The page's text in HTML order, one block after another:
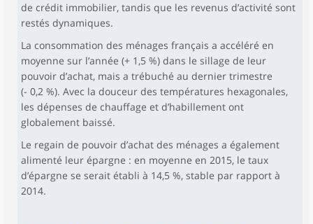
de crédit immobilier, tandis que les revenus d’activité sont
restés dynamiques.
La consommation des ménages français a accéléré en
moyenne sur l’année (+ 1,5 %) dans le sillage de leur
pouvoir d’achat, mais a trébuché au dernier trimestre
(- 0,2 %). Avec la douceur des températures hexagonales,
les dépenses de chauffage et d’habillement ont
globalement baissé.
Le regain de pouvoir d’achat des ménages a également
alimenté leur épargne : en moyenne en 2015, le taux
d’épargne se serait établi à 14,5 %, stable par rapport à
2014.